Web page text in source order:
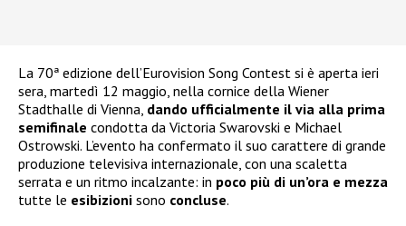
La 70ª edizione dell’Eurovision Song Contest si è aperta ieri
sera, martedì 12 maggio, nella cornice della Wiener
Stadthalle di Vienna, dando ufficialmente il via alla prima
semifinale condotta da Victoria Swarovski e Michael
Ostrowski. L’evento ha confermato il suo carattere di grande
produzione televisiva internazionale, con una scaletta
serrata e un ritmo incalzante: in poco più di un’ora e mezza
tutte le esibizioni sono concluse.